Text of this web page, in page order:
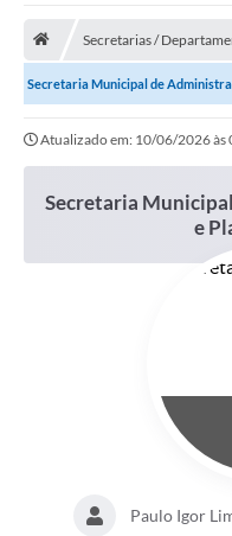
Secretarias /
Secretaria Municipal de
Atualizado em: 10/06/2026 às
Secretaria
e
Paulo Igor